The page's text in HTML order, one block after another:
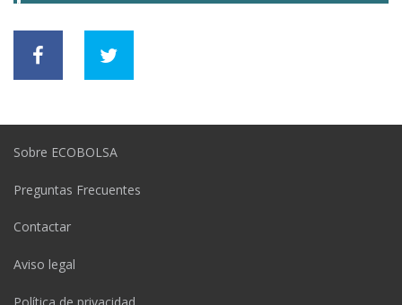
Sobre ECOBOLSA
Preguntas Frecuentes
Contactar
Aviso legal
Política de privacidad